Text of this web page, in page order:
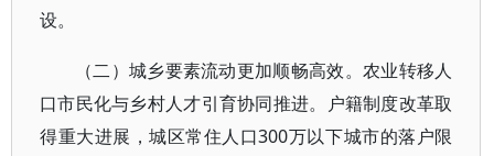
设。
（二）城乡要素流动更加顺畅高效。农业转移人
口市民化与乡村人才引育协同推进。户籍制度改革取
得重大进展，城区常住人口300万以下城市的落户限